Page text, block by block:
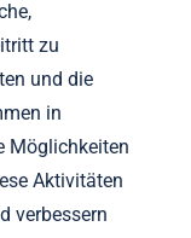
zu
und die
in
Möglichkeiten
Aktivitäten
verbessern